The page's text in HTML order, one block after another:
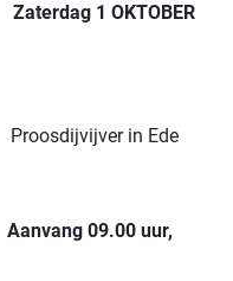
Zaterdag 1 OKTOBER
in Ede
Aanvang 09.00 uur,